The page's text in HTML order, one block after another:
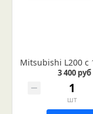
3 400 руб
шт